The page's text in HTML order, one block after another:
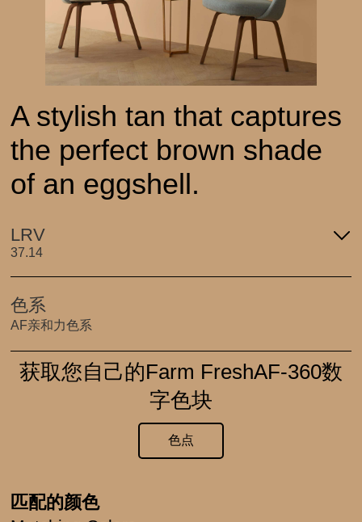
A stylish tan that captures
the perfect brown shade
of an eggshell.
LRV
37.14
色系
AF亲和力色系
获取您自己的Farm FreshAF-360数
字色块
色点
匹配的颜色